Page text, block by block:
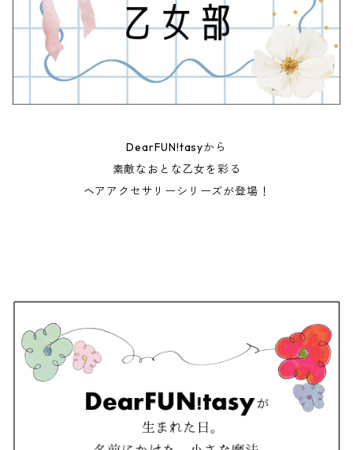
DearFUN!tasyから
素敵なおとな乙女を彩る
ヘアアクセサリーシリーズが登場！